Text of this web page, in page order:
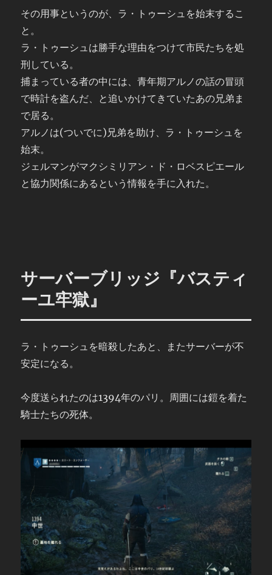
その用事というのが、ラ・トゥーシュを始末するこ
と。
ラ・トゥーシュは勝手な理由をつけて市民たちを処
刑している。
捕まっている者の中には、青年期アルノの話の冒頭
で時計を盗んだ、と追いかけてきていたあの兄弟ま
で居る。
アルノは(ついでに)兄弟を助け、ラ・トゥーシュを
始末。
ジェルマンがマクシミリアン・ド・ロベスピエール
と協力関係にあるという情報を手に入れた。
サーバーブリッジ『バスティ
ーユ牢獄』
ラ・トゥーシュを暗殺したあと、またサーバーが不
安定になる。
今度送られたのは1394年のパリ。周囲には鎧を着た
騎士たちの死体。